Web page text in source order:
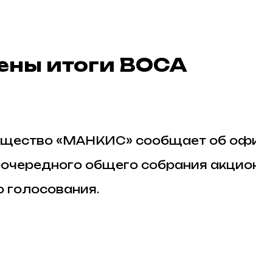
итоги ВОСА
«МАНКИС» сообщает об
общего собрания
голосования.